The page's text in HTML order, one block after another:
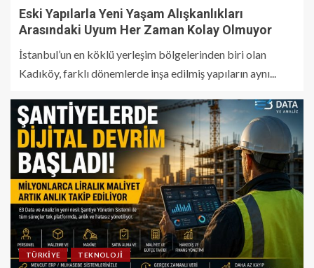
Eski Yapılarla Yeni Yaşam Alışkanlıkları
Arasındaki Uyum Her Zaman Kolay Olmuyor
İstanbul’un en köklü yerleşim bölgelerinden biri olan
Kadıköy, farklı dönemlerde inşa edilmiş yapıların aynı...
TÜRKIYE TEKNOLOJI